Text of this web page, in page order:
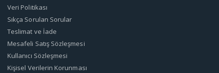
Veri Politikası
Sıkça Sorulan Sorular
Teslimat ve İade
Mesafeli Satış Sözleşmesi
Kullanıcı Sözleşmesi
Kişisel Verilerin Korunması